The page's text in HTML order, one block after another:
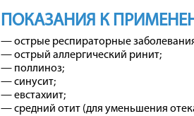
ПОКАЗАНИЯ К
— острые респираторные
— острый аллергический ринит;
— поллиноз;
— синусит;
— евстахиит;
— средний отит (для уменьшения